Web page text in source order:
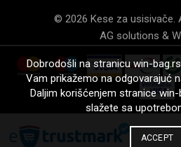
© 2026 Kese za usisivače.
AG solutions &
Dobrodošli na stranicu win-
Vam prikažemo na odgovarajuć
Daljim korišćenjem stranice
slažete sa
ACCEPT